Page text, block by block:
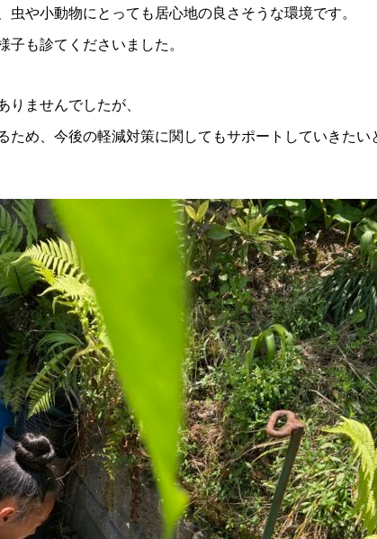
や小動物にとっても居心地の良さそうな環境です。
子も診てくださいました。
りませんでしたが、
め、今後の軽減対策に関してもサポートしていきたい